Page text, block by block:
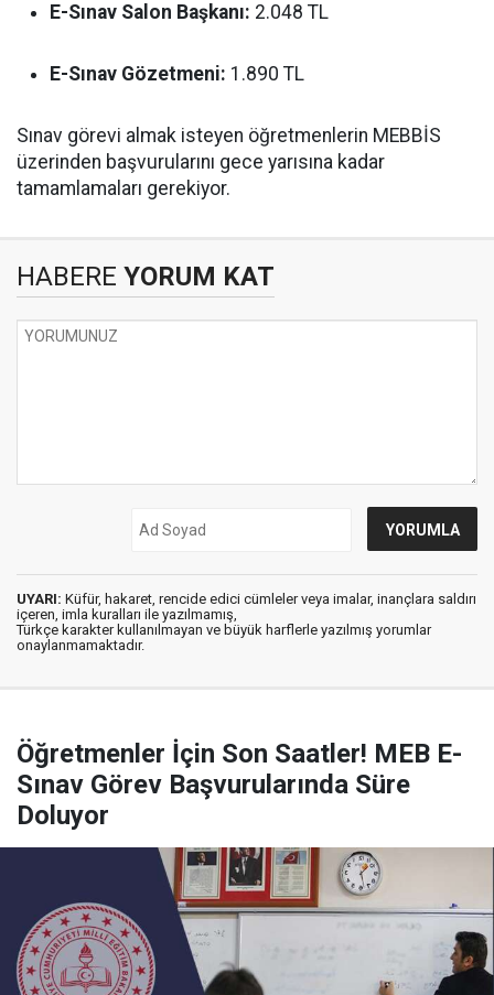
E-Sınav Salon Başkanı: 2.048 TL
E-Sınav Gözetmeni: 1.890 TL
Sınav görevi almak isteyen öğretmenlerin MEBBİS
üzerinden başvurularını gece yarısına kadar
tamamlamaları gerekiyor.
HABERE YORUM KAT
UYARI: Küfür, hakaret, rencide edici cümleler veya imalar, inançlara saldırı
içeren, imla kuralları ile yazılmamış,
Türkçe karakter kullanılmayan ve büyük harflerle yazılmış yorumlar
onaylanmamaktadır.
Öğretmenler İçin Son Saatler! MEB E-
Sınav Görev Başvurularında Süre
Doluyor